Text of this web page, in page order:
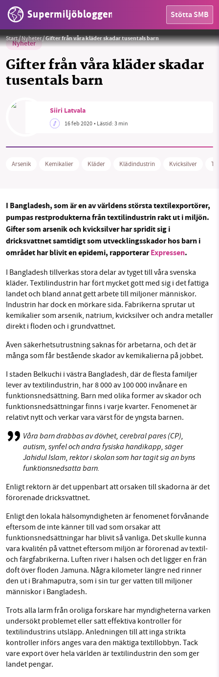
Supermiljöbloggen Stötta SMB
OMRÅDEN
MILJÖFAKTA
Sök Sparade inlägg Tipsa oss
Instagram
Start/Nyheter/Gifter från våra kläder skadar tusentals barn
Nyheter
Gifter från våra kläder skadar
tusentals barn
Foto:PickPik
Siiri Latvala
16 feb 2020• Lästid:3 min
Arsenik Kemikalier Kläder Klädindustrin Kvicksilver
I Bangladesh, som är en av världens största textilexportörer,
pumpas restprodukterna från textilindustrin rakt ut i miljön.
Gifter som arsenik och kvicksilver har spridit sig i
dricksvattnet samtidigt som utvecklingsskador hos barn i
området har blivit en epidemi, rapporterarExpressen.
I Bangladesh tillverkas stora delar av tyget till våra svenska
kläder. Textilindustrin har fört mycket gott med sig i det fattiga
landet och bland annat gett arbete till miljoner människor.
Industrin har dock en mörkare sida. Fabrikerna sprutar ut
kemikalier som arsenik, natrium, kvicksilver och andra metaller
direkt i floden och i grundvattnet.
Även säkerhetsutrustning saknas för arbetarna, och det är
många som får bestående skador av kemikalierna på jobbet.
I staden Belkuchi i västra Bangladesh, där de flesta familjer
lever av textilindustrin, har 8 000 av 100 000 invånare en
funktionsnedsättning. Barn med olika former av skador och
funktionsnedsättningar finns i varje kvarter. Fenomenet är
relativt nytt och verkar vara värst för de yngsta barnen.
Våra barn drabbas av dövhet, cerebral pares (CP),
autism, synfel och andra fysiska handikapp, säger
Jahidul Islam, rektor i skolan som har tagit sig an byns
funktionsnedsatta barn.
Enligt rektorn är det uppenbart att orsaken till skadorna är det
förorenade dricksvattnet.
Enligt den lokala hälsomyndigheten är fenomenet förvånande
eftersom de inte känner till vad som orsakar att
funktionsnedsättningar har blivit så vanliga. Det skulle kunna
vara kvalitén på vattnet eftersom miljön är förorenad av textil-
och färgfabrikerna. Luften river i halsen och det ligger en frän
doft över floden Jamuna. Några kilometer längre ned rinner
den ut i Brahmaputra, som i sin tur ger vatten till miljoner
människor i Bangladesh.
Trots alla larm från oroliga forskare har myndigheterna varken
undersökt problemet eller satt effektiva kontroller för
textilindustrins utsläpp. Anledningen till att inga strikta
kontroller införs anges vara den mäktiga textillobbyn. Tack
vare export över hela världen är textilindustrin den som ger
landet pengar.
SMB kämpar för en hållbar framtid. Sedan
starten 2010 har vår ideella redaktion drivit
miljödebatten framåt genom
nyhetsbevakning och granskningar. Nu vill vi
utveckla vårt arbete – och vi hoppas att du
vill hjälpa oss.
Stötta vårt arbete genom att swisha en slant till
Läs vad vi vill göra